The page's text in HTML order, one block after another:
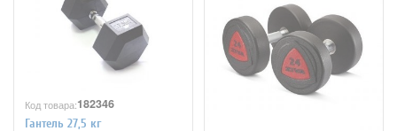
Код товара:182346
Гантель 27,5 кг